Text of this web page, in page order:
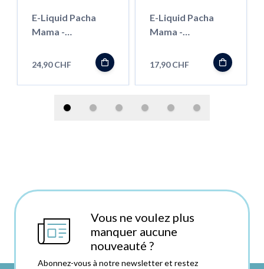
E-Liquid Pacha
Mama -
Cheesecake -
24,90 CHF
E-Liquid Pacha
Mama -
/ Acai - 50ml
17,90 CHF
Vous ne voulez plus
manquer aucune
nouveauté ?
Abonnez-vous à notre newsletter et restez